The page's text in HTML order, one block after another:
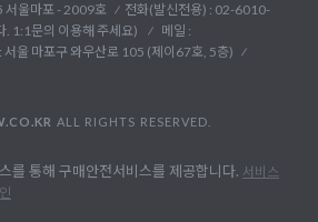
서울마포 - 2009호
전화(발신전용) : 02-6010-
1:1문의 이용해 주세요)
메일 :
서울 마포구 와우산로 105 (제이67호, 5층)
ALL RIGHTS RESERVED.
를 통해 구매안전서비스를 제공합니다. 서비스